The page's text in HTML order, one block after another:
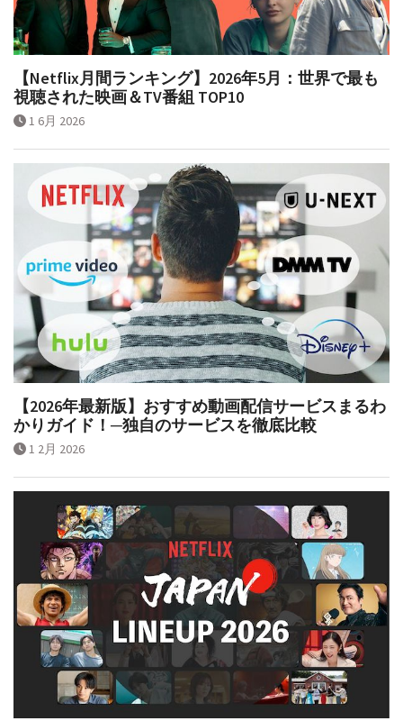
【Netflix月間ランキング】2026年5月：世界で最も
視聴された映画＆TV番組 TOP10
1 6月 2026
【2026年最新版】おすすめ動画配信サービスまるわ
かりガイド！─独自のサービスを徹底比較
1 2月 2026